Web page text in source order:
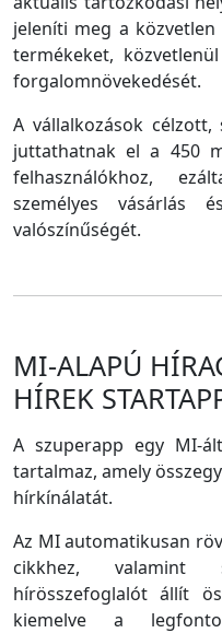
jeleníti meg a
termékeket,
forgalomnövekedését.
A vállalkozások
juttathatnak el a 450
felhasználókhoz,
személyes vásárlás
valószínűségét.
MI-ALAPÚ
HÍREK
A szuperapp egy MI-
tartalmaz, amely
hírkínálatát.
Az MI automatikusan
cikkhez, valamint
hírösszefoglalót állít
kiemelve a